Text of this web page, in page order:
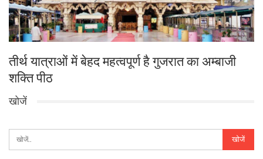
तीर्थ यात्राओं में बेहद महत्वपूर्ण है गुजरात का अम्बाजी
शक्ति पीठ
खोजें